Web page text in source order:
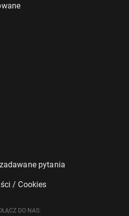
pytania
/ Cookies
DO NAS: